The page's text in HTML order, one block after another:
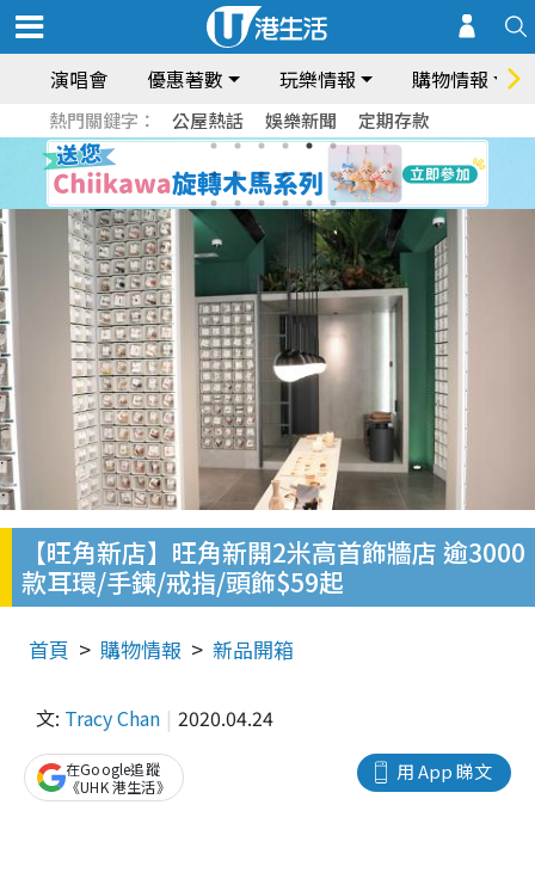
演唱會 優惠著數 玩樂情報 購物情報
熱門關鍵字： 公屋熱話 娛樂新聞 定期存款
【旺角新店】旺角新開2米高首飾牆店 逾3000
款耳環/手鍊/戒指/頭飾$59起
首頁 購物情報 新品開箱
文: Tracy Chan 2020.04.24
用 App 睇文
在Google追蹤
《UHK 港生活》